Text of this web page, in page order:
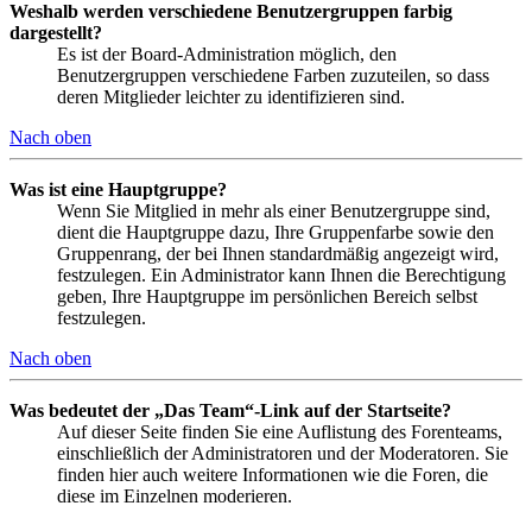
Weshalb werden verschiedene Benutzergruppen farbig
dargestellt?
Es ist der Board-Administration möglich, den
Benutzergruppen verschiedene Farben zuzuteilen, so dass
deren Mitglieder leichter zu identifizieren sind.
Nach oben
Was ist eine Hauptgruppe?
Wenn Sie Mitglied in mehr als einer Benutzergruppe sind,
dient die Hauptgruppe dazu, Ihre Gruppenfarbe sowie den
Gruppenrang, der bei Ihnen standardmäßig angezeigt wird,
festzulegen. Ein Administrator kann Ihnen die Berechtigung
geben, Ihre Hauptgruppe im persönlichen Bereich selbst
festzulegen.
Nach oben
Was bedeutet der „Das Team“-Link auf der Startseite?
Auf dieser Seite finden Sie eine Auflistung des Forenteams,
einschließlich der Administratoren und der Moderatoren. Sie
finden hier auch weitere Informationen wie die Foren, die
diese im Einzelnen moderieren.